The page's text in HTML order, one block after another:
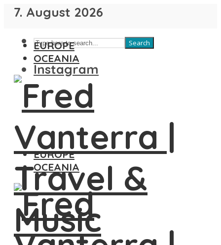
7. August 2026
Search
Instagram
EUROPE
OCEANIA
EUROPE
OCEANIA